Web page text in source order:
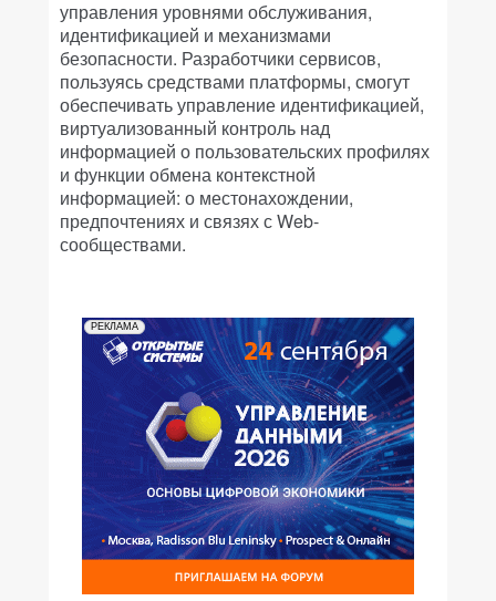
управления уровнями обслуживания,
идентификацией и механизмами
безопасности. Разработчики сервисов,
пользуясь средствами платформы, смогут
обеспечивать управление идентификацией,
виртуализованный контроль над
информацией о пользовательских профилях
и функции обмена контекстной
информацией: о местонахождении,
предпочтениях и связях с Web-
сообществами.
РЕКЛАМА